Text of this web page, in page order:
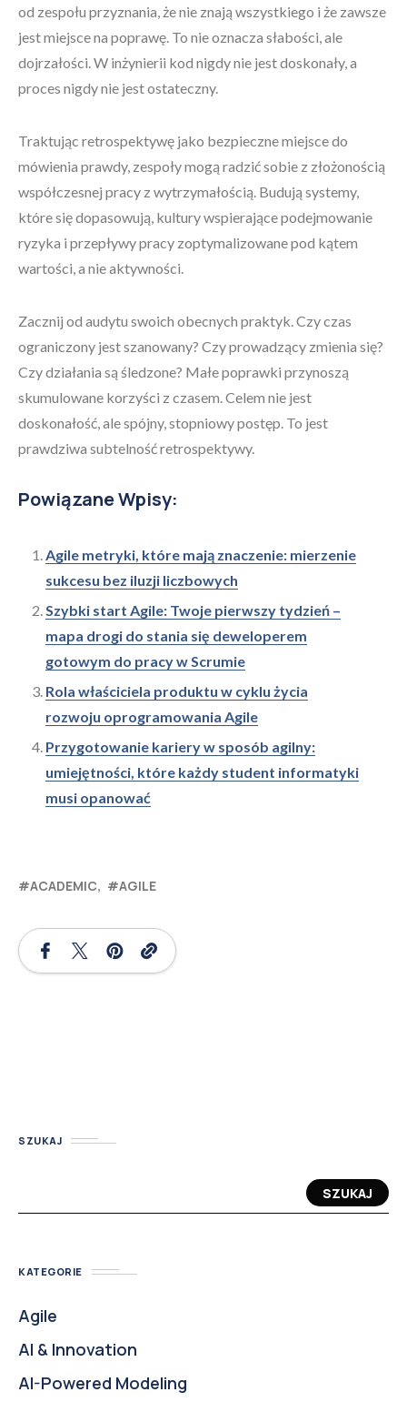
od zespołu przyznania, że nie znają wszystkiego i że zawsze
jest miejsce na poprawę. To nie oznacza słabości, ale
dojrzałości. W inżynierii kod nigdy nie jest doskonały, a
proces nigdy nie jest ostateczny.
Traktując retrospektywę jako bezpieczne miejsce do
mówienia prawdy, zespoły mogą radzić sobie z złożonością
współczesnej pracy z wytrzymałością. Budują systemy,
które się dopasowują, kultury wspierające podejmowanie
ryzyka i przepływy pracy zoptymalizowane pod kątem
wartości, a nie aktywności.
Zacznij od audytu swoich obecnych praktyk. Czy czas
ograniczony jest szanowany? Czy prowadzący zmienia się?
Czy działania są śledzone? Małe poprawki przynoszą
skumulowane korzyści z czasem. Celem nie jest
doskonałość, ale spójny, stopniowy postęp. To jest
prawdziwa subtelność retrospektywy.
Powiązane Wpisy:
Agile metryki, które mają znaczenie: mierzenie
sukcesu bez iluzji liczbowych
Szybki start Agile: Twoje pierwszy tydzień –
mapa drogi do stania się deweloperem
gotowym do pracy w Scrumie
Rola właściciela produktu w cyklu życia
rozwoju oprogramowania Agile
Przygotowanie kariery w sposób agilny:
umiejętności, które każdy student informatyki
musi opanować
ACADEMIC AGILE
SZUKAJ
SZUKAJ
KATEGORIE
Agile
AI & Innovation
AI-Powered Modeling